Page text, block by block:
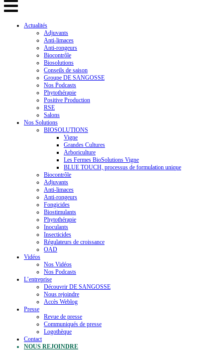
Actualités
Adjuvants
Anti-limaces
Anti-rongeurs
Biocontrôle
Biosolutions
Conseils de saison
Groupe DE SANGOSSE
Nos Podcasts
Phytothérapie
Positive Production
RSE
Salons
Nos Solutions
BIOSOLUTIONS
Vigne
Grandes Cultures
Arboriculture
Les Fermes BioSolutions Vigne
BLUE TOUCH, processus de formulation unique
Biocontrôle
Adjuvants
Anti-limaces
Anti-rongeurs
Fongicides
Biostimulants
Phytothérapie
Inoculants
Insecticides
Régulateurs de croissance
OAD
Vidéos
Nos Vidéos
Nos Podcasts
L’entreprise
Découvrir DE SANGOSSE
Nous rejoindre
Accès Weblog
Presse
Revue de presse
Communiqués de presse
Logothèque
Contact
NOUS REJOINDRE